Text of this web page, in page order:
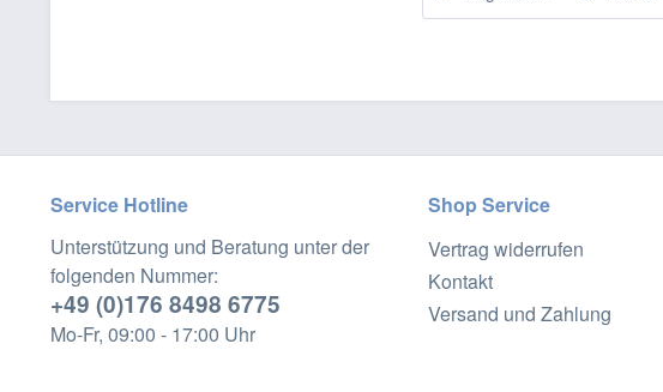
Service Hotline
Unterstützung und Beratung unter der
folgenden Nummer:
+49 (0)176 8498 6775
Mo-Fr, 09:00 - 17:00 Uhr
Shop Service
Vertrag widerrufen
Kontakt
Versand und Zahlung